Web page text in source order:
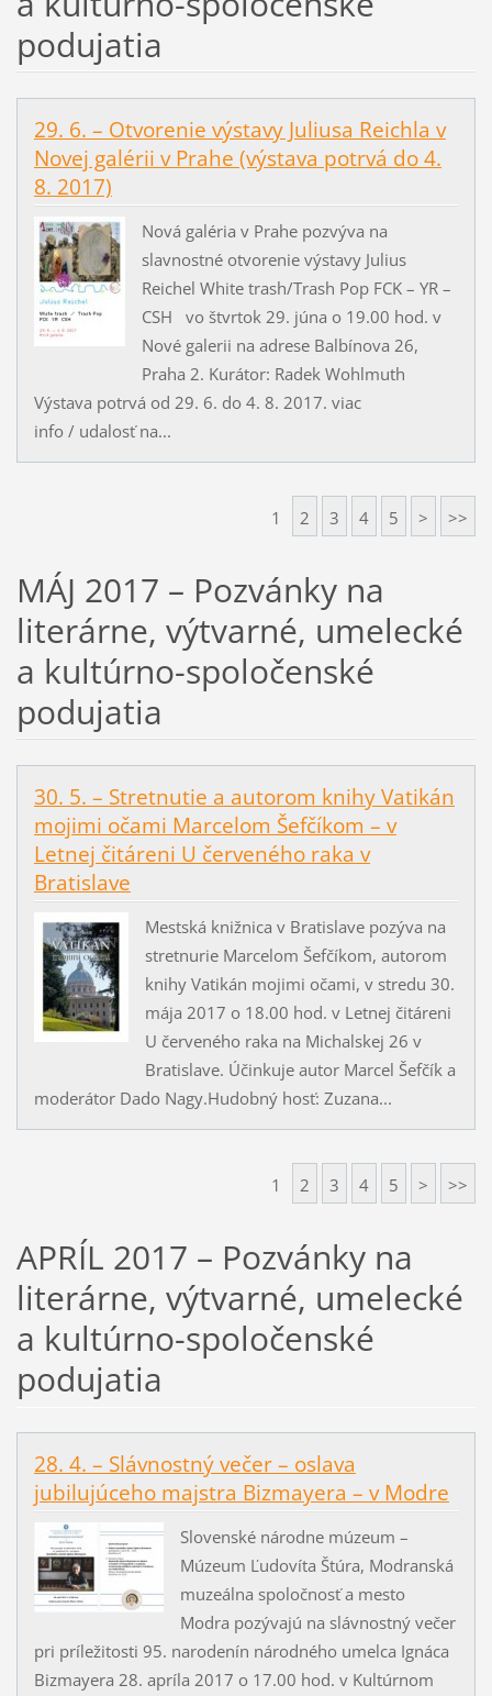
podujatia
29. 6. – Otvorenie výstavy Juliusa Reichla v
Novej galérii v Prahe (výstava potrvá do 4.
8. 2017)
Nová galéria v Prahe pozvýva na
slavnostné otvorenie výstavy Julius
Reichel White trash/Trash Pop FCK – YR –
CSH vo štvrtok 29. júna o 19.00 hod. v
Nové galerii na adrese Balbínova 26,
Praha 2. Kurátor: Radek Wohlmuth
Výstava potrvá od 29. 6. do 4. 8. 2017. viac
info / udalosť na...
1 2 3 4 5 > >>
MÁJ 2017 – Pozvánky na
literárne, výtvarné, umelecké
a kultúrno-spoločenské
podujatia
30. 5. – Stretnutie a autorom knihy Vatikán
mojimi očami Marcelom Šefčíkom – v
Letnej čitáreni U červeného raka v
Bratislave
Mestská knižnica v Bratislave pozýva na
stretnurie Marcelom Šefčíkom, autorom
knihy Vatikán mojimi očami, v stredu 30.
mája 2017 o 18.00 hod. v Letnej čitáreni
U červeného raka na Michalskej 26 v
Bratislave. Účinkuje autor Marcel Šefčík a
moderátor Dado Nagy.Hudobný hosť: Zuzana...
1 2 3 4 5 > >>
APRÍL 2017 – Pozvánky na
literárne, výtvarné, umelecké
a kultúrno-spoločenské
podujatia
28. 4. – Slávnostný večer – oslava
jubilujúceho majstra Bizmayera – v Modre
Slovenské národne múzeum –
Múzeum Ľudovíta Štúra, Modranská
muzeálna spoločnosť a mesto
Modra pozývajú na slávnostný večer
pri príležitosti 95. narodenín národného umelca Ignáca
Bizmayera 28. apríla 2017 o 17.00 hod. v Kultúrnom